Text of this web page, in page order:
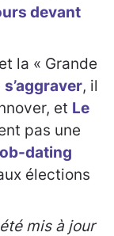
devant
la « Grande
s’aggraver, il
et Le
pas une
dating
élections
mis à jour